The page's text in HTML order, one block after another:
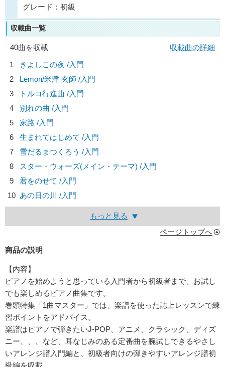
グレード：初級
収載曲一覧
40曲を収載
収載曲の詳細
1
きよしこの夜 /入門
2
Lemon/米津 玄師 /入門
3
トルコ行進曲 /入門
4
別れの曲 /入門
5
家路 /入門
6
生まれてはじめて /入門
7
雪だるまつくろう /入門
8
スター・ウォーズ(メイン・テーマ) /入門
9
君をのせて /入門
10 あの日の川 /入門
もっと見る
ページトップへ
商品の説明
【内容】
ピアノを始めようと思っている入門者から初級者まで、お試し
でも楽しめるピアノ曲集です。
巻頭特集「1曲マスター」では、楽譜を使った誌上レッスンで練
習ポイントをアドバイス。
楽譜はピアノで弾きたいJ-POP、アニメ、クラシック、ディズ
ニー、、、など、耳なじみのある定番曲を腕試しできるやさし
いアレンジ譜入門編と、初級者向けの弾きやすいアレンジ譜初
級編を収載。